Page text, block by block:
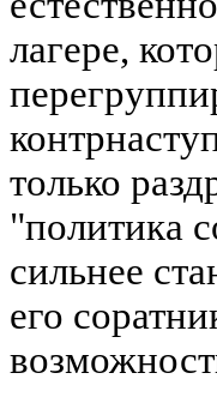
лагере,
только
"политика
сильнее
его